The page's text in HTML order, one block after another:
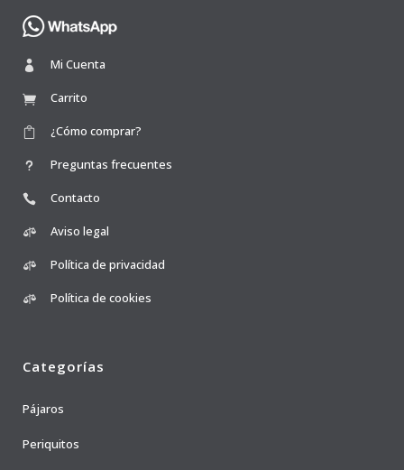
Mi Cuenta
Carrito
¿Cómo comprar?
Preguntas frecuentes
Contacto
Aviso legal
Política de privacidad
Política de cookies
Categorías
Pájaros
Periquitos